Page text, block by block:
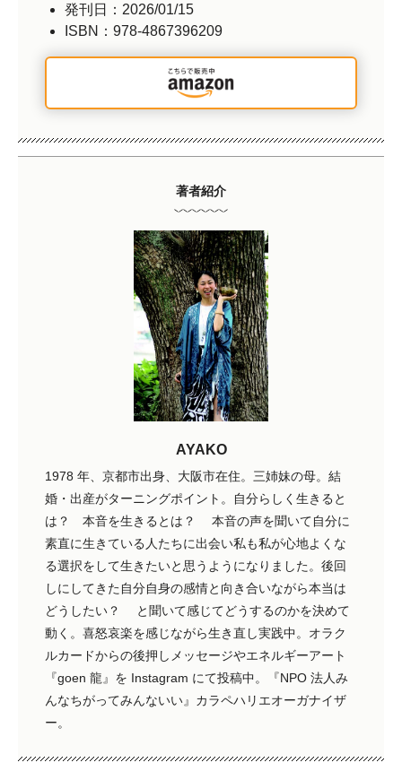
発刊日：2026/01/15
ISBN：978-4867396209
著者紹介
AYAKO
1978 年、京都市出身、大阪市在住。三姉妹の母。結
婚・出産がターニングポイント。自分らしく生きると
は？ 本音を生きるとは？ 本音の声を聞いて自分に
素直に生きている人たちに出会い私も私が心地よくな
る選択をして生きたいと思うようになりました。後回
しにしてきた自分自身の感情と向き合いながら本当は
どうしたい？ と聞いて感じてどうするのかを決めて
動く。喜怒哀楽を感じながら生き直し実践中。オラク
ルカードからの後押しメッセージやエネルギーアート
『goen 龍』を Instagram にて投稿中。『NPO 法人み
んなちがってみんないい』カラペハリエオーガナイザ
ー。